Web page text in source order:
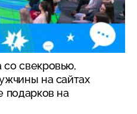
свекровью,
на сайтах
подарков на